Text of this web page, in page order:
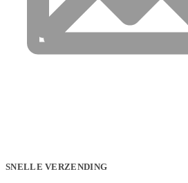
SNELLE VERZENDING